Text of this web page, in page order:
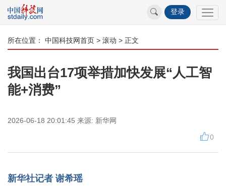
登录
所在位置： 中国科技网首页 > 滚动 > 正文
我国出台17项举措加快发展“人工智
能+消费”
2026-06-18 20:01:45 来源: 新华网
0
新华社记者 谢希瑶